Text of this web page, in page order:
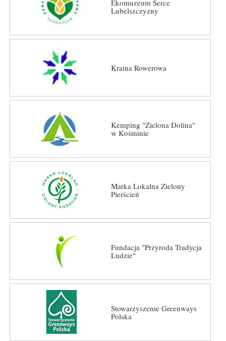
Ekomuzeum Serce
Lubelszczyzny
Kraina Rowerowa
Kemping "Zielona Dolina"
w Kośminie
Marka Lokalna Zielony
Pierścień
Fundacja "Przyroda Tradycja
Ludzie"
Stowarzyszenie Greenways
Polska